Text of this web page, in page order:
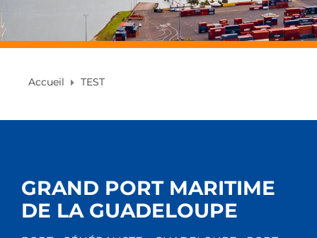
Accueil TEST
GRAND PORT MARITIME
DE LA GUADELOUPE